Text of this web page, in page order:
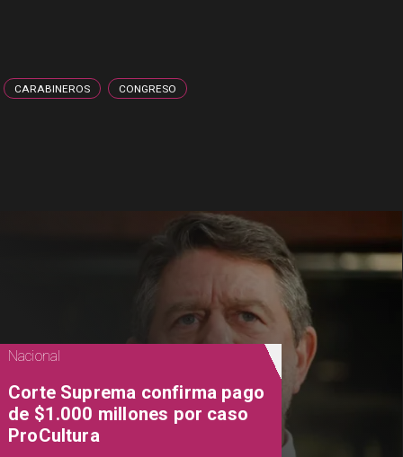
CARABINEROS CONGRESO
Nacional
Corte Suprema confirma pago
de $1.000 millones por caso
ProCultura